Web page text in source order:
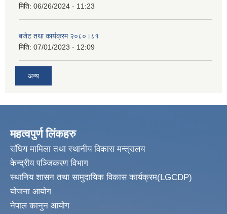
मिति: 06/26/2024 - 11:23
बजेट तथा कार्यक्रम २०८०।८१
मिति: 07/01/2023 - 12:09
अन्य
महत्वपुर्ण लिंकहरु
संघिय मामिला तथा स्थानीय विकास मन्त्रालय
केन्द्रीय पञ्जिकरण विभाग
स्थानिय शासन तथा सामुदायिक विकास कार्यक्रम(LGCDP)
योजना आयोग
नेपाल कानुन आयोग